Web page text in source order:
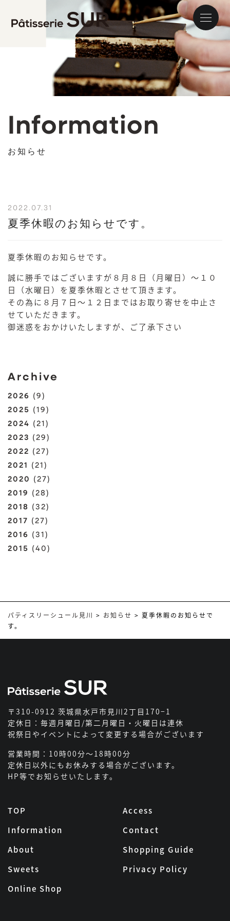
パティス
Information
お知らせ
2022.07.31
夏季休暇のお知らせです。
夏季休暇のお知らせです。
誠に勝手ではございますが８月８日（月曜日）～１０
日（水曜日）を夏季休暇とさせて頂きます。
その為に８月７日～１２日まではお取り寄せを中止さ
せていただきます。
御迷惑をおかけいたしますが、ご了承下さい
Archive
2026 (9)
2025 (19)
2024 (21)
2023 (29)
2022 (27)
2021 (21)
2020 (27)
2019 (28)
2018 (32)
2017 (27)
2016 (31)
2015 (40)
パティスリーシュール見川 > お知らせ > 夏季休暇のお知らせで
す。
〒310-0912 茨城県水戸市見川2丁目170−1
定休日：毎週月曜日/第二月曜日・火曜日は連休
祝祭日やイベントによって変更する場合がございます
営業時間：10時00分～18時00分
定休日以外にもお休みする場合がございます。
HP等でお知らせいたします。
TOP
Information
About
Sweets
Online Shop
Access
Contact
Shopping Guide
Privacy Policy